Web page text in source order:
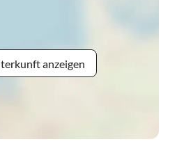
anzeigen